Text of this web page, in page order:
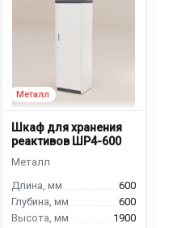
Шкаф для хранения
реактивов ШР4-600
600
600
1900